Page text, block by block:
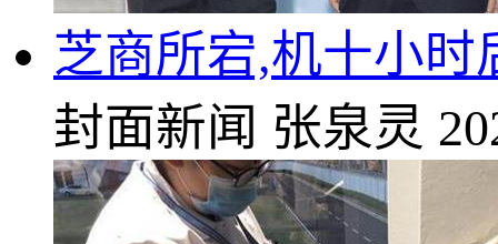
芝商所宕,机十小
封面新闻 张泉灵